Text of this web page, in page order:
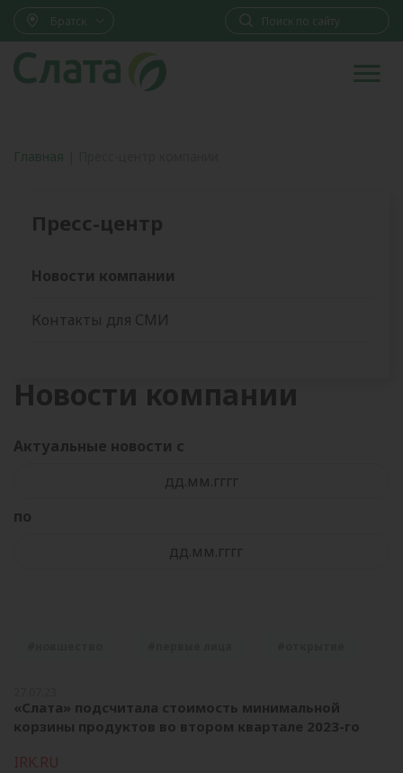
Братск
Главная
Пресс-центр
Новости компании
Контакты для СМИ
Новости компании
Актуальные новости с
по
«Слата» подсчитала стоимость минимальной
корзины продуктов во втором квартале 2023-го
IRK.RU